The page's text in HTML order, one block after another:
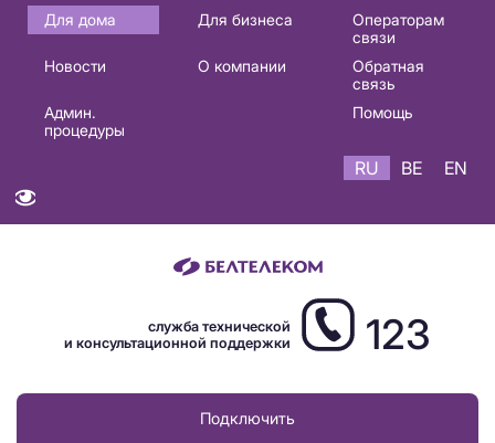
Основная
навигация
Для дома Для бизнеса
Операторам
связи
Новости
О компании
Обратная
связь
Админ.
процедуры
Помощь
RU BE EN
служба технической
и консультационной поддержки
123
Подключить